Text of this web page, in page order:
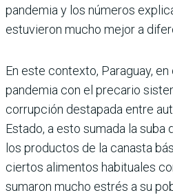
pandemia y los números
estuvieron mucho mejor a
En este contexto, Paraguay,
pandemia con el precario
corrupción destapada entre
Estado, a esto sumada la suba
los productos de la canasta
ciertos alimentos habituales
sumaron mucho estrés a su